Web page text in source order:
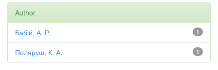
Author
1
Бабій, А. Р.
1
Поляруш, К. А.